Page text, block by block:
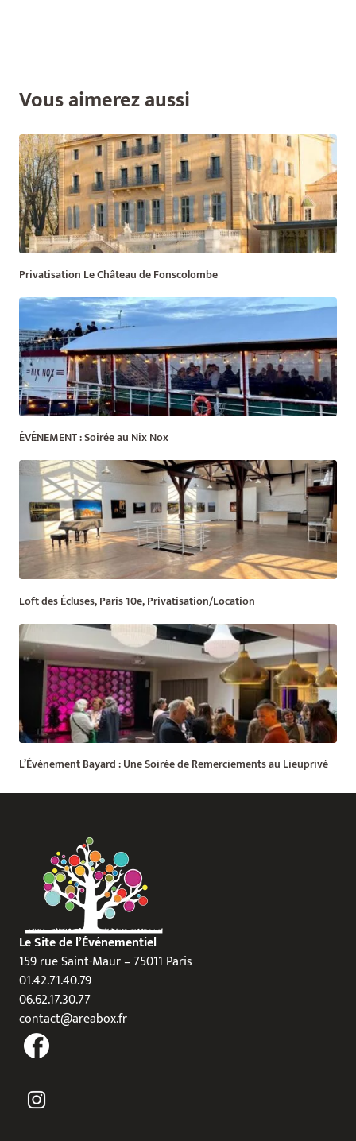
Vous aimerez aussi
Privatisation Le Château de Fonscolombe
ÉVÉNEMENT : Soirée au Nix Nox
Loft des Écluses, Paris 10e, Privatisation/Location
L’Événement Bayard : Une Soirée de Remerciements au Lieuprivé
Le Site de l’Événementiel
159 rue Saint-Maur – 75011 Paris
01.42.71.40.79
06.62.17.30.77
contact@areabox.fr